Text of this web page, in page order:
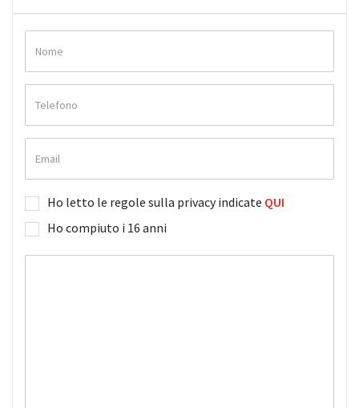
Ho letto le regole sulla privacy indicate QUI
Ho compiuto i 16 anni